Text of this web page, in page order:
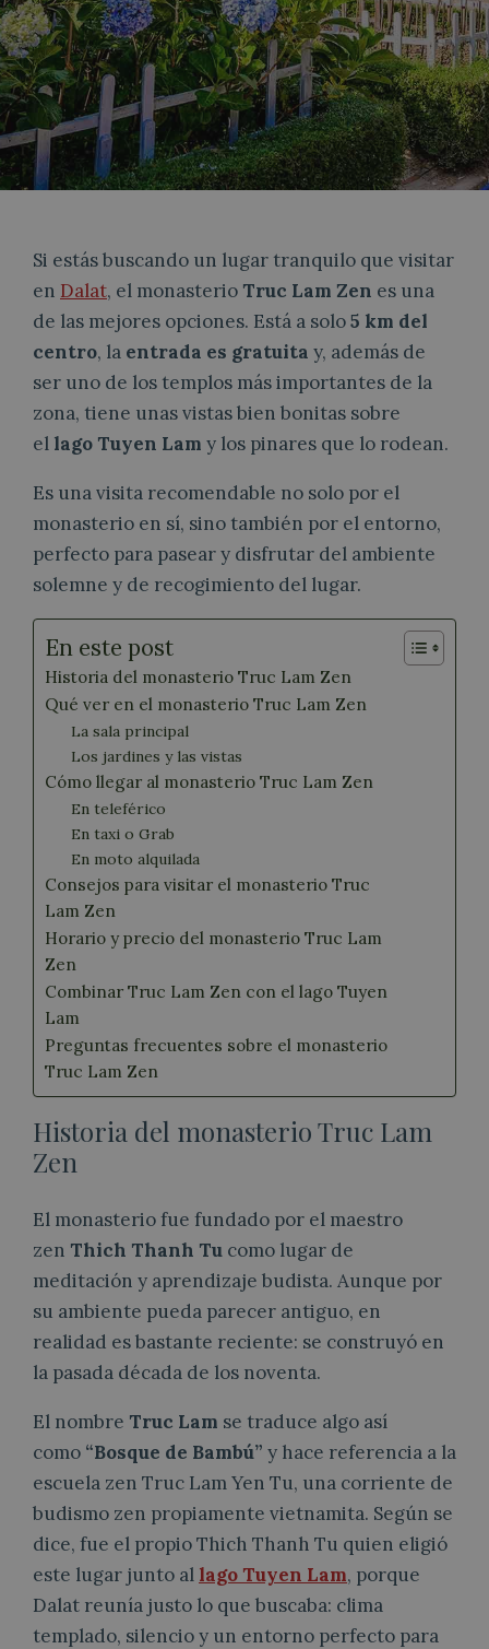
Si estás buscando un lugar tranquilo que visitar
en Dalat, el monasterio Truc Lam Zen es una
de las mejores opciones. Está a solo5 km del
centro, la entrada es gratuita y, además de
ser uno de los templos más importantes de la
zona, tiene unas vistas bien bonitas sobre
el lago Tuyen Lam y los pinares que lo rodean.
Es una visita recomendable no solo por el
monasterio en sí, sino también por el entorno,
perfecto para pasear y disfrutar del ambiente
solemne y de recogimiento del lugar.
En este post
Historia del monasterio Truc Lam Zen
Qué ver en el monasterio Truc Lam Zen
La sala principal
Los jardines y las vistas
Cómo llegar al monasterio Truc Lam Zen
En teleférico
En taxi o Grab
En moto alquilada
Consejos para visitar el monasterio Truc
Lam Zen
Horario y precio del monasterio Truc Lam
Zen
Combinar Truc Lam Zen con el lago Tuyen
Lam
Preguntas frecuentes sobre el monasterio
Truc Lam Zen
Historia del monasterio Truc Lam
Zen
El monasterio fue fundado por el maestro
zen Thich Thanh Tu como lugar de
meditación y aprendizaje budista. Aunque por
su ambiente pueda parecer antiguo, en
realidad es bastante reciente: se construyó en
la pasada década de los noventa.
El nombre Truc Lam se traduce algo así
como “Bosque de Bambú” y hace referencia a la
escuela zen Truc Lam Yen Tu, una corriente de
budismo zen propiamente vietnamita. Según se
dice, fue el propio Thich Thanh Tu quien eligió
este lugar junto al lago Tuyen Lam, porque
Dalat reunía justo lo que buscaba: clima
templado, silencio y un entorno perfecto para